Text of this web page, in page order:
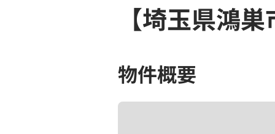
【埼玉県鴻
物件概要